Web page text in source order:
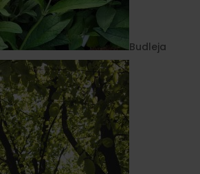
Budleja